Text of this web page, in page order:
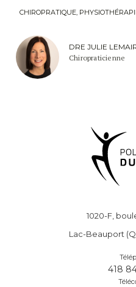
CHIROPRATIQUE,
DRE JULIE
Chiropraticienne
1020-F,
Lac-Beauport
418